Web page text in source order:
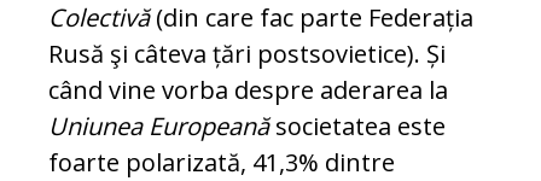
Colectivă(din care fac parte Federația
Rusă şi câteva țări postsovietice). Și
când vi­ne vorba despre aderarea la
Uniunea Eu­ropeanăsocietatea este
foarte polarizată, 41,3% dintre